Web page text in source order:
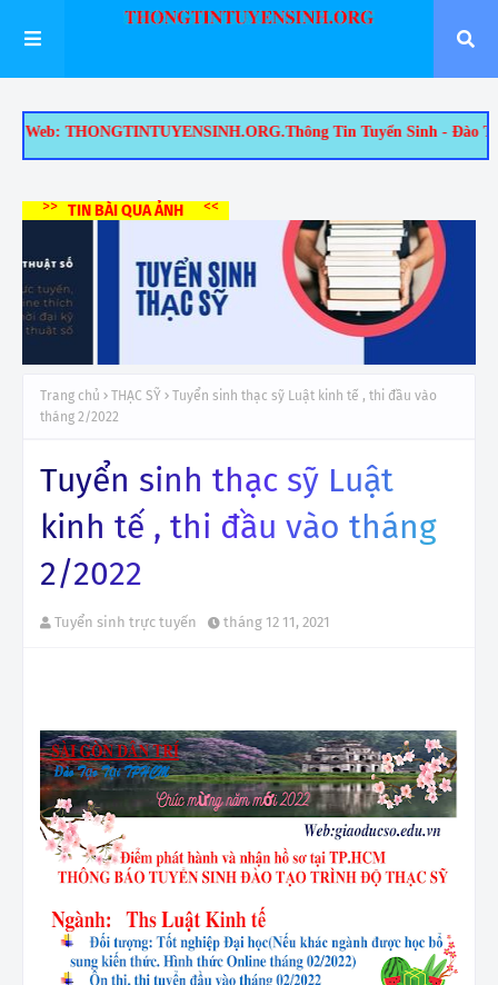
THONGTINTUYENSINH.ORG.Thông Tin Tuyển Sinh - Đào Tạo
>> TIN BÀI QUA ẢNH <<
Trang chủ THẠC SỸ
Tuyển sinh thạc sỹ Luật kinh tế , thi đầu vào
tháng 2/2022
Tuyển sinh thạc sỹ Luật
kinh tế , thi đầu vào tháng
2/2022
Tuyển sinh trực tuyến tháng 12 11, 2021